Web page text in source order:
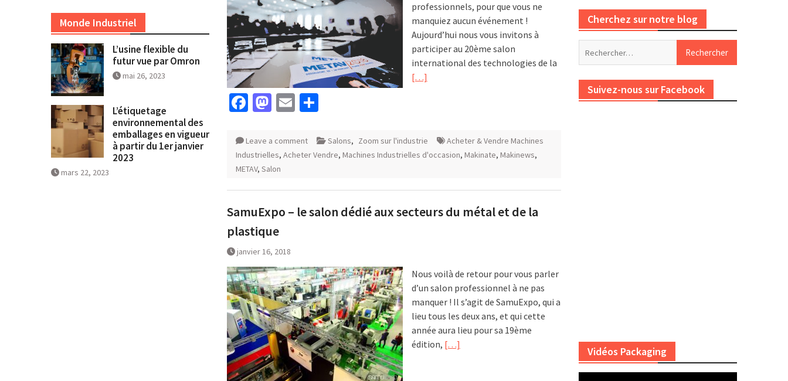
professionnels, pour que vous ne
manquiez aucun événement !
Aujourd’hui nous vous invitons à
participer au 20ème salon
international des technologies de la
[…]
Facebook
Mastodon
Email
Leave a comment Salons, Zoom sur l'industrie
Acheter & Vendre Machines
Industrielles, Acheter Vendre, Machines Industrielles d'occasion, Makinate, Makinews,
METAV, Salon
SamuExpo – le salon dédié aux secteurs du métal et de la
plastique
janvier 16, 2018
Nous voilà de retour pour vous parler
d’un salon professionnel à ne pas
manquer ! Il s’agit de SamuExpo, qui a
lieu tous les deux ans, et qui cette
année aura lieu pour sa 19ème
édition, […]
Cherchez sur notre blog
Suivez-nous sur Facebook
Vidéos Packaging
Monde Industriel
L’usine flexible du
futur vue par Omron
mai 26, 2023
L’étiquetage
environnemental des
emballages en vigueur
à partir du 1er janvier
2023
mars 22, 2023